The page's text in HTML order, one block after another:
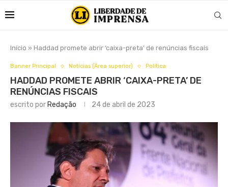
Início » Haddad promete abrir ‘caixa-preta’ de renúncias fiscais
Banner Principal Notícias (Área superior) Política
HADDAD PROMETE ABRIR ‘CAIXA-PRETA’ DE
RENÚNCIAS FISCAIS
escrito por Redação 24 de abril de 2023